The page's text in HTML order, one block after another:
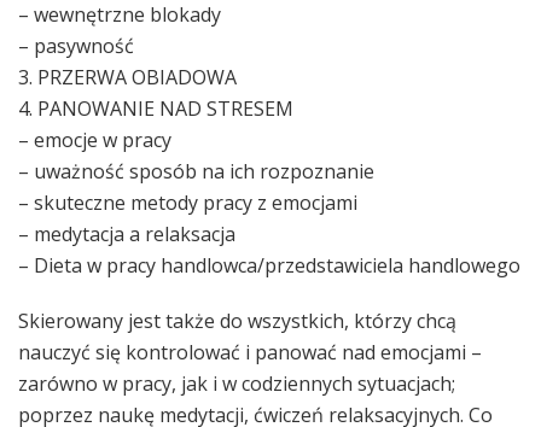
– wewnętrzne blokady
– pasywność
3. PRZERWA OBIADOWA
4. PANOWANIE NAD STRESEM
– emocje w pracy
– uważność sposób na ich rozpoznanie
– skuteczne metody pracy z emocjami
– medytacja a relaksacja
– Dieta w pracy handlowca/przedstawiciela handlowego
Skierowany jest także do wszystkich, którzy chcą
nauczyć się kontrolować i panować nad emocjami –
zarówno w pracy, jak i w codziennych sytuacjach;
poprzez naukę medytacji, ćwiczeń relaksacyjnych. Co